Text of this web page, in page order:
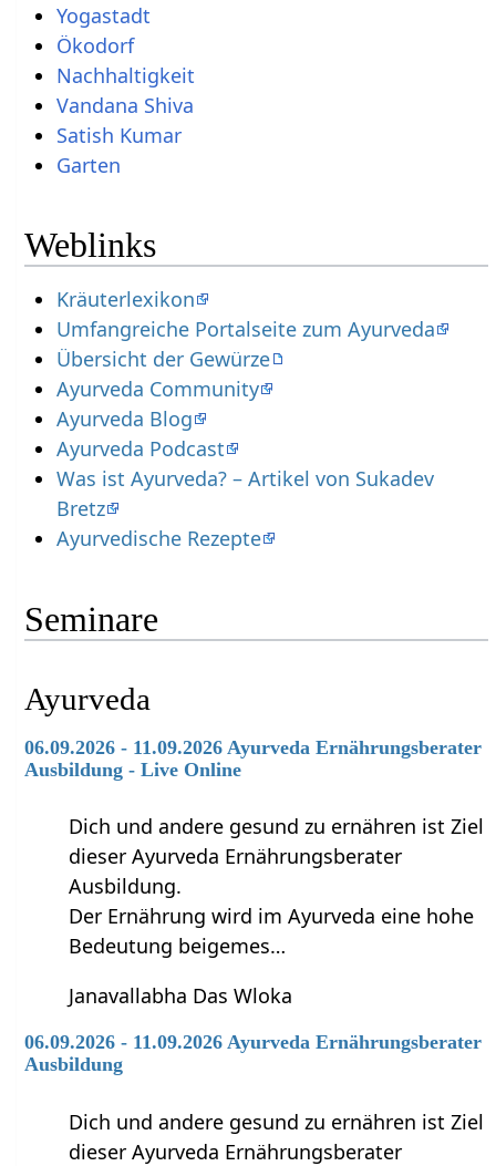
Yogastadt
Ökodorf
Nachhaltigkeit
Vandana Shiva
Satish Kumar
Garten
Weblinks
Kräuterlexikon
Umfangreiche Portalseite zum Ayurveda
Übersicht der Gewürze
Ayurveda Community
Ayurveda Blog
Ayurveda Podcast
Was ist Ayurveda? – Artikel von Sukadev
Bretz
Ayurvedische Rezepte
Seminare
Ayurveda
06.09.2026 - 11.09.2026 Ayurveda Ernährungsberater
Ausbildung - Live Online
Dich und andere gesund zu ernähren ist Ziel
dieser Ayurveda Ernährungsberater
Ausbildung.
Der Ernährung wird im Ayurveda eine hohe
Bedeutung beigemes…
Janavallabha Das Wloka
06.09.2026 - 11.09.2026 Ayurveda Ernährungsberater
Ausbildung
Dich und andere gesund zu ernähren ist Ziel
dieser Ayurveda Ernährungsberater